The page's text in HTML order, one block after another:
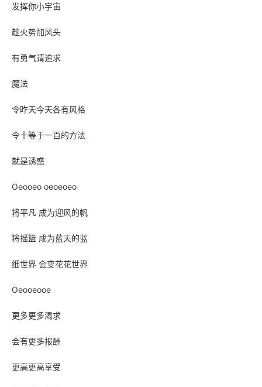
发挥你小宇宙
趁火势加风头
有勇气请追求
魔法
令昨天今天各有风格
令十等于一百的方法
就是诱惑
Oeooeo oeoeoeo
将平凡 成为迎风的帆
将摇篮 成为蓝天的蓝
细世界 会变花花世界
Oeooeooe
更多更多渴求
会有更多报酬
更高更高享受